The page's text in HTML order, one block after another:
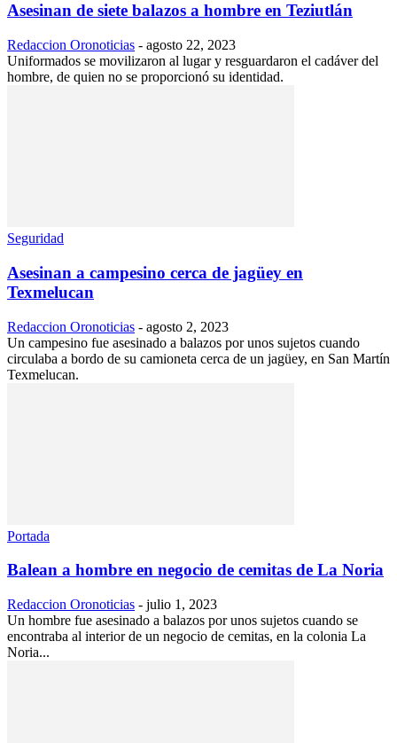
Asesinan de siete balazos a hombre en Teziutlán
Redaccion Oronoticias - agosto 22, 2023
Uniformados se movilizaron al lugar y resguardaron el cadáver del
hombre, de quien no se proporcionó su identidad.
Seguridad
Asesinan a campesino cerca de jagüey en
Texmelucan
Redaccion Oronoticias - agosto 2, 2023
Un campesino fue asesinado a balazos por unos sujetos cuando
circulaba a bordo de su camioneta cerca de un jagüey, en San Martín
Texmelucan.
Portada
Balean a hombre en negocio de cemitas de La Noria
Redaccion Oronoticias - julio 1, 2023
Un hombre fue asesinado a balazos por unos sujetos cuando se
encontraba al interior de un negocio de cemitas, en la colonia La
Noria...